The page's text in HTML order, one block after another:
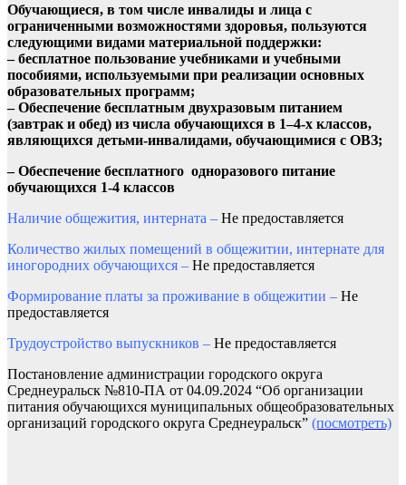
Обучающиеся, в том числе инвалиды и лица с
ограниченными возможностями здоровья, пользуются
следующими видами материальной поддержки:
– бесплатное пользование учебниками и учебными
пособиями, используемыми при реализации основных
образовательных программ;
– Обеспечение бесплатным двухразовым питанием
(завтрак и обед) из числа обучающихся в 1–4-х классов,
являющихся детьми-инвалидами, обучающимися с ОВЗ;
– Обеспечение бесплатного одноразового питание
обучающихся 1-4 классов
Наличие общежития, интерната – Не предоставляется
Количество жилых помещений в общежитии, интернате для
иногородних обучающихся – Не предоставляется
Формирование платы за проживание в общежитии – Не
предоставляется
Трудоустройство выпускников – Не предоставляется
Постановление администрации городского округа
Среднеуральск №810-ПА от 04.09.2024 “Об организации
питания обучающихся муниципальных общеобразовательных
организаций городского округа Среднеуральск” (посмотреть)